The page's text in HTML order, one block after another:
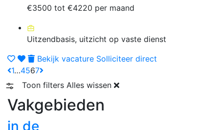
€3500 tot €4220 per maand
Uitzendbasis, uitzicht op vaste dienst
Bekijk vacature Solliciteer direct
1…4567
Toon filters Alles wissen
Vakgebieden
in de